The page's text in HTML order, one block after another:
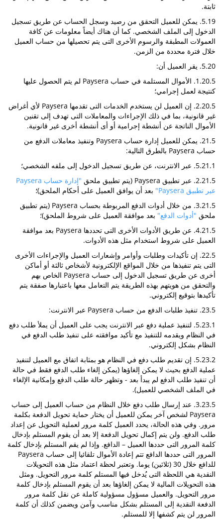
ثابتة.
5.19. يمكن للعميل التحقق من رصيد وسجل الحساب عن طريق تسجيل
الدخول إلى الملف الشخصي. كما أن هناك أيضاً معلومات عن كافة
العمولات المطبقة والرسوم الأخرى التى يتم تحصيلها من حساب العميل
خلال فترة محددة من الزمن.
5.20. يقر العميل أن:
1.20.5. الأموال المستلمة في حساب Paysera لم يتم الحصول عليها
كنتيجة لعمل إجرامي؛
2.20.5. إن العميل لن يستخدم الخدمات التى تقدمها Paysera لأي أغراض
غير قانونية، بما في ذلك الإجراءات والمعاملات التى تهدف إلى تقنين
الأموال الناتجة عن أنشطة إجرامية أو أى أنشطة أخرى غير قانونية.
21.5. يمكن للعميل إدارة حساب Paysera وتنفيذ معاملات الدفع من
حساب Paysera بالطرق التالية:
5.21.1. عبر الانترنت، عن طريق تسجيل الدخول إلى ملفه الشخصي؛
2.21.5. عبر تطبيق Paysera (يتم تطبيق ملحق
"إدارة حساب Paysera
عبر تطبيق Paysera"
بعد أن يوافق العميل على أحكام الملحق)؛
3.21.5. من خلال أدوات الدفع المربوطة بحساب Paysera (يتم تطبيق
ملحق "أدوات الدفع" بعد موافقة العميل على شروط الملحق)؛
4.21.5. عن طريق الأدوات الأخرى التى تحددها Paysera بعد موافقة
العميل على شروط استخدام مثل هذه الأدوات.
22.5. إن تأكيدات وطلبات وأوامر وإشعارات العميل والإجراءات الأخرى
التى يتم تنفيذها من خلال المواقع الإلكترونية لأشخاص ثالثة أو أماكن
أخرى عن طريق تسجيل الدخول إلى حساب Paysera الخاص بهم
والتحقق من هويتهم بهذه الطريقة يتم التعامل معها باعتبارها صفقة يتم
تأكيدها بتوقيع إلكتروني.
23.5. تنفيذ طلبات الدفع من حساب Paysera عبر الانترنت:
5.23.1. لتنفيذ عملية دفع عبر الانترنت يجب على العميل أن يملأ طلب دفع
في النظام ويقدمه للتنفيذ مع تأكيد موافقته على تنفيذ طلب الدفع في
النظام بشكل إلكتروني.
5.23.2. إن تقديم طلب دفع في النظام هو بمثابة اتفاق مع العميل لتنفيذ
عملية الدفع بحيث لا يمكن إلغاؤها (يمكن إلغاء طلب الدفع فقط في حالة
أن تنفيذ طلب الدفع لم يبدأ بعد - وتظهر حالة طلب الدفع وإمكانية الإلغاء
في الملف الشخصي للعميل).
3.23.5. عند إرسال طلب دفع خلال النظام من حساب العميل إلى حساب
Paysera لشخص آخر يمكن للعميل أن يختار حماية تحويل الدفعة بكلمة
مرور. وفي هذه الحالة، يحدد العميل كلمة مرور لعملية التحويل عن إعداد
طلب الدفع. ولن يتم إكمال تحويل الدفعة إلا بعد أن يقوم المستلم بإدخال
كلمة المرور التى حددها العميل – الدافع. وإذا لم يقم المستلم بإدخال كلمة
المرور التى حددها الدافع تتم إعادة الأموال تلقائيا إلى حساب Paysera
للدافع خلال 30 (ثلاثين) يوما. وتعتبر لحظة اعتماد مثل هذه التحويلات
النقدية هي اللحظة التى يُدخل فيها المستلم كلمة مرور التحويل. ومثل
هذه التحويلات المالية لا يمكن إلغاؤها بعد أن يقوم المستلم بإدخال كلمة
مرور التحويل. والعميل مسؤول مسؤولية كاملة عن نقل كلمة مرور
الدفعة النقدية إلى المستلم بشكل مناسب وآمن ويضمن كذلك أن كلمة
المرور لن يتم كشفها إلا للمستلم.